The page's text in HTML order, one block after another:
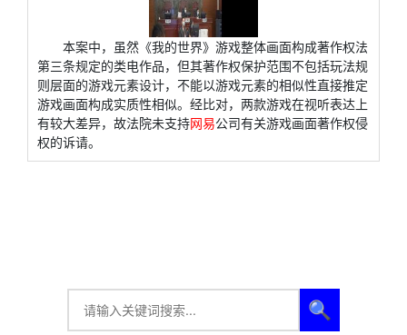
本案中，虽然《我的世界》游戏整体画面构成著作权法
第三条规定的类电作品，但其著作权保护范围不包括玩法规
则层面的游戏元素设计，不能以游戏元素的相似性直接推定
游戏画面构成实质性相似。经比对，两款游戏在视听表达上
有较大差异，故法院未支持网易公司有关游戏画面著作权侵
权的诉请。
🔍